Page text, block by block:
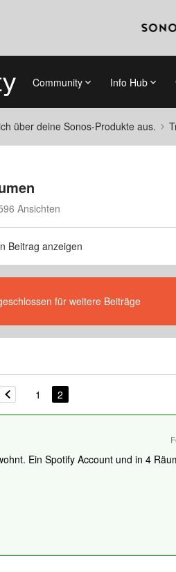
Community Info Hub
über deine Sonos-Produkte aus.
Ansichten
Beitrag anzeigen
für weitere Beiträge
1 2
Ein Spotify Account und in 4